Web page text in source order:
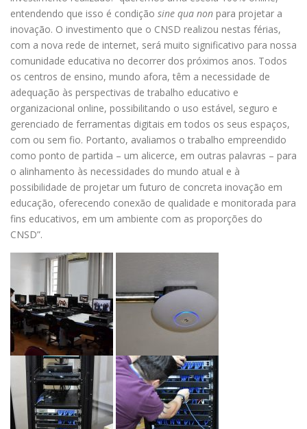
entendendo que isso é condição sine qua non para projetar a
inovação. O investimento que o CNSD realizou nestas férias,
com a nova rede de internet, será muito significativo para nossa
comunidade educativa no decorrer dos próximos anos. Todos
os centros de ensino, mundo afora, têm a necessidade de
adequação às perspectivas de trabalho educativo e
organizacional online, possibilitando o uso estável, seguro e
gerenciado de ferramentas digitais em todos os seus espaços,
com ou sem fio. Portanto, avaliamos o trabalho empreendido
como ponto de partida – um alicerce, em outras palavras – para
o alinhamento às necessidades do mundo atual e à
possibilidade de projetar um futuro de concreta inovação em
educação, oferecendo conexão de qualidade e monitorada para
fins educativos, em um ambiente com as proporções do
CNSD”.